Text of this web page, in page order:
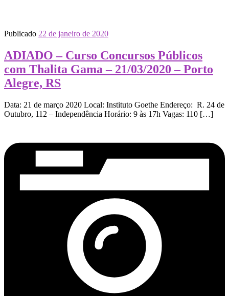
Publicado 22 de janeiro de 2020
ADIADO – Curso Concursos Públicos
com Thalita Gama – 21/03/2020 – Porto
Alegre, RS
Data: 21 de março 2020 Local: Instituto Goethe Endereço: R. 24 de
Outubro, 112 – Independência Horário: 9 às 17h Vagas: 110 […]